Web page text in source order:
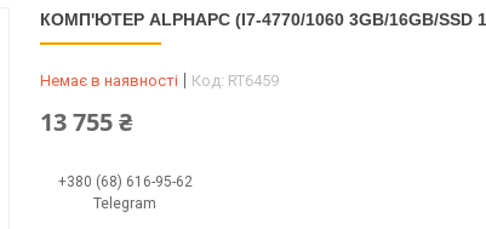
КОМП'ЮТЕР ALPHAPC (I7-4770/1060 3GB/16GB/SSD
Немає в наявності Код: RT6459
13 755 ₴
+380 (68) 616-95-62
Telegram